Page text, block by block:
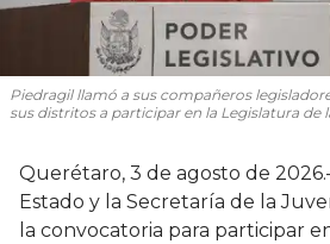
Piedragil llamó a sus compañeros
sus distritos a participar en la Legislatura de
Querétaro, 3 de agosto de
Estado y la Secretaría de la
la convocatoria para participar